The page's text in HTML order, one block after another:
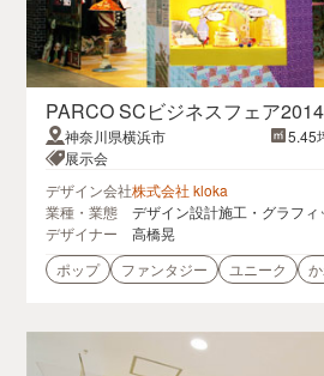
PARCO SCビジネスフェア2014
神奈川県横浜市
5.45
展示会
デザイン会社株式会社 kloka
業種・業態
デザイン設計施工・グラフィ
デザイナー
高橋晃
ポップ
ファンタジー ユニーク